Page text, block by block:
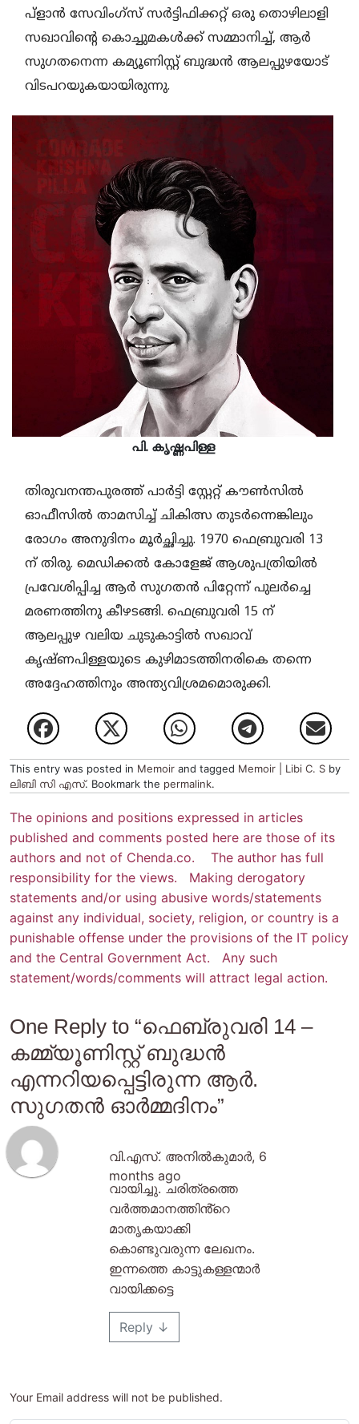
പ്‌ളാന്‍ സേവിംഗ്സ് സര്‍ട്ടിഫിക്കറ്റ് ഒരു തൊഴിലാളി
സഖാവിന്റെ കൊച്ചുമകള്‍ക്ക് സമ്മാനിച്ച്, ആര്‍
സുഗതനെന്ന കമ്യൂണിസ്റ്റ് ബുദ്ധന്‍ ആലപ്പുഴയോട്
വിടപറയുകയായിരുന്നു.
പി. കൃഷ്ണപിള്ള
തിരുവനന്തപുരത്ത് പാര്‍ട്ടി സ്റ്റേറ്റ് കൗണ്‍സില്‍
ഓഫീസില്‍ താമസിച്ച് ചികിത്സ തുടര്‍ന്നെങ്കിലും
രോഗം അനുദിനം മൂര്‍ച്ഛിച്ചു. 1970 ഫെബ്രുവരി 13
ന് തിരു. മെഡിക്കല്‍ കോളേജ് ആശുപത്രിയില്‍
പ്രവേശിപ്പിച്ച ആര്‍ സുഗതന്‍ പിറ്റേന്ന് പുലര്‍ച്ചെ
മരണത്തിനു കീഴടങ്ങി. ഫെബ്രുവരി 15 ന്
ആലപ്പുഴ വലിയ ചുടുകാട്ടില്‍ സഖാവ്
കൃഷ്ണപിള്ളയുടെ കുഴിമാടത്തിനരികെ തന്നെ
അദ്ദേഹത്തിനും അന്ത്യവിശ്രമമൊരുക്കി.
This entry was posted in Memoir and tagged Memoir | Libi C. S by
ലിബി സി എസ്. Bookmark the permalink.
The opinions and positions expressed in articles
published and comments posted here are those of its
authors and not of Chenda.co. The author has full
responsibility for the views. Making derogatory
statements and/or using abusive words/statements
against any individual, society, religion, or country is a
punishable offense under the provisions of the IT policy
and the Central Government Act. Any such
statement/words/comments will attract legal action.
One Reply to “ഫെബ്രുവരി 14 –
കമ്മ്യൂണിസ്റ്റ് ബുദ്ധന്‍
എന്നറിയപ്പെട്ടിരുന്ന ആര്‍.
സുഗതന്‍ ഓര്‍മ്മദിനം”
വി.എസ്. അനിൽകുമാർ, 6
months ago
വായിച്ചു. ചരിത്രത്തെ
വർത്തമാനത്തിൻ്റെ
മാതൃകയാക്കി
കൊണ്ടുവരുന്ന ലേഖനം.
ഇന്നത്തെ കാട്ടുകള്ളന്മാർ
വായിക്കട്ടെ
Reply ↓
Your Email address will not be published.